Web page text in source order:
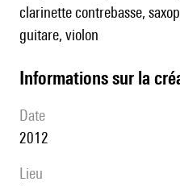
clarinette contrebasse,
guitare, violon
informations sur la
date
2012
lieu